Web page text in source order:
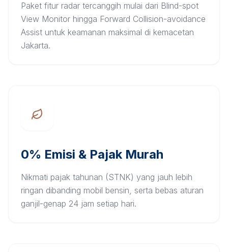
Paket fitur radar tercanggih mulai dari Blind-spot
View Monitor hingga Forward Collision-avoidance
Assist untuk keamanan maksimal di kemacetan
Jakarta.
0% Emisi & Pajak Murah
Nikmati pajak tahunan (STNK) yang jauh lebih
ringan dibanding mobil bensin, serta bebas aturan
ganjil-genap 24 jam setiap hari.